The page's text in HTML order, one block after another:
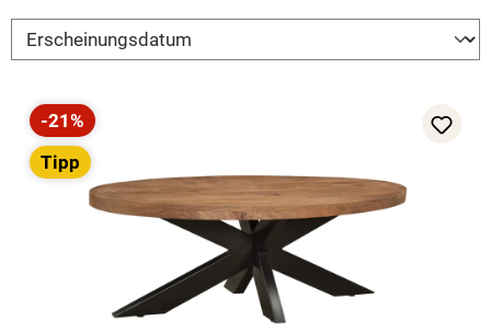
Rabatt
-21%
Tipp